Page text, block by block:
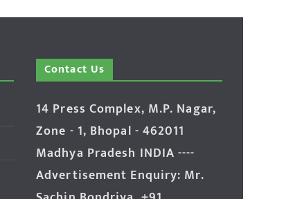
Contact Us
14 Press Complex, M.P. Nagar,
Zone - 1, Bhopal - 462011
Madhya Pradesh INDIA ----
Advertisement Enquiry: Mr.